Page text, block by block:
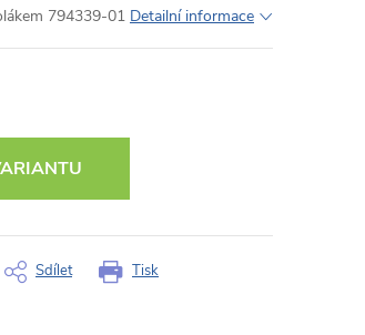
794339-01 Detailní informace
Tisk
Sdílet